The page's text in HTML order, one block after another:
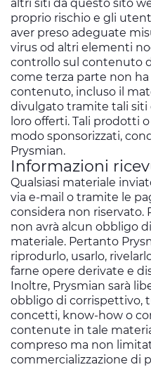
altri siti da questo sito
proprio rischio e gli
aver preso adeguate
virus od altri elementi
controllo sul contenuto
come terza parte non
contenuto, incluso il
divulgato tramite tali siti
loro offerti. Tali prodotti
modo sponsorizzati,
Prysmian.
Informazioni
Qualsiasi materiale
via e-mail o tramite le
considera non riservato.
non avrà alcun obbligo
materiale. Pertanto
riprodurlo, usarlo,
farne opere derivate e
Inoltre, Prysmian sarà
obbligo di corrispettivo,
concetti, know-how o
contenute in tale
compreso ma non
commercializzazione di